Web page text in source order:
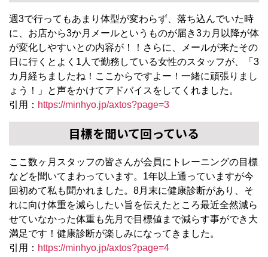
週3で行ってもあまり体型が変わらず、落ち込んでいた時
に、お店から3か月メールというものが届き3カ月以降が体
が変化しやすいとの内容が！！さらに、メールが来たその
日に行くとよく1人で勤務している女性のスタッフが、「3
カ月経ちましたね！ここからですよー！一緒に頑張りまし
ょう！」と声をかけてアドバイスをしてくれました。
引用： https://minhyo.jp/axtos?page=3
目標を聞いて回っている
ここ数ヶ月スタッフの皆さんが会員にトレーニングの目標
などを聞いてまわっています。1年以上通っていますが今
回初めて私も聞かれました。8月末に健康診断があり、そ
れに向け体重を減らしたい旨を伝えたところ最近全然減ら
せていなかった体重も先月で目標値まで減らす事ができ大
満足です！健康診断が楽しみになってきました。
引用： https://minhyo.jp/axtos?page=4